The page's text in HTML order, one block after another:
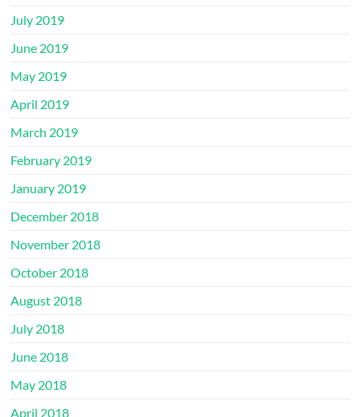
July 2019
June 2019
May 2019
April 2019
March 2019
February 2019
January 2019
December 2018
November 2018
October 2018
August 2018
July 2018
June 2018
May 2018
April 2018